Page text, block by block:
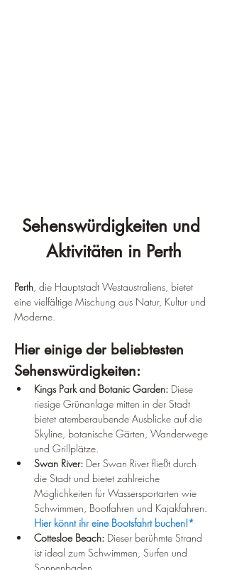
Sehenswürdigkeiten und
Aktivitäten in Perth
Perth, die Hauptstadt Westaustraliens, bietet
eine vielfältige Mischung aus Natur, Kultur und
Moderne.
Hier einige der beliebtesten
Sehenswürdigkeiten:
Kings Park and Botanic Garden: Diese
riesige Grünanlage mitten in der Stadt
bietet atemberaubende Ausblicke auf die
Skyline, botanische Gärten, Wanderwege
und Grillplätze.
Swan River: Der Swan River fließt durch
die Stadt und bietet zahlreiche
Möglichkeiten für Wassersportarten wie
Schwimmen, Bootfahren und Kajakfahren.
Hier könnt ihr eine Bootsfahrt buchen!*
Cottesloe Beach: Dieser berühmte Strand
ist ideal zum Schwimmen, Surfen und